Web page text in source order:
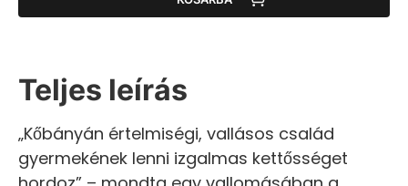
Teljes leírás
„Kőbányán értelmiségi, vallásos család
gyermekének lenni izgalmas kettősséget